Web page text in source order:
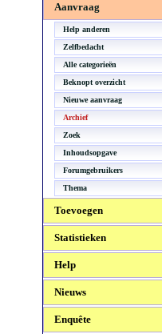
Aanvraag
Help anderen
Zelfbedacht
Alle categorieën
Beknopt overzicht
Nieuwe aanvraag
Archief
Zoek
Inhoudsopgave
Forumgebruikers
Thema
Toevoegen
Statistieken
Help
Nieuws
Enquête